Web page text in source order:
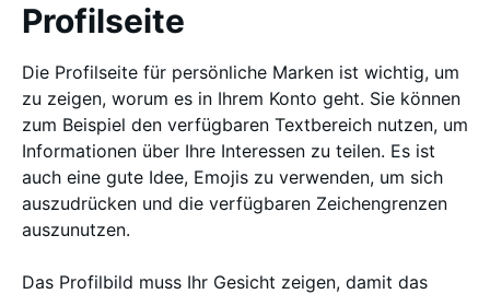
Profilseite
Die Profilseite für persönliche Marken ist wichtig, um
zu zeigen, worum es in Ihrem Konto geht. Sie können
zum Beispiel den verfügbaren Textbereich nutzen, um
Informationen über Ihre Interessen zu teilen. Es ist
auch eine gute Idee, Emojis zu verwenden, um sich
auszudrücken und die verfügbaren Zeichengrenzen
auszunutzen.
Das Profilbild muss Ihr Gesicht zeigen, damit das